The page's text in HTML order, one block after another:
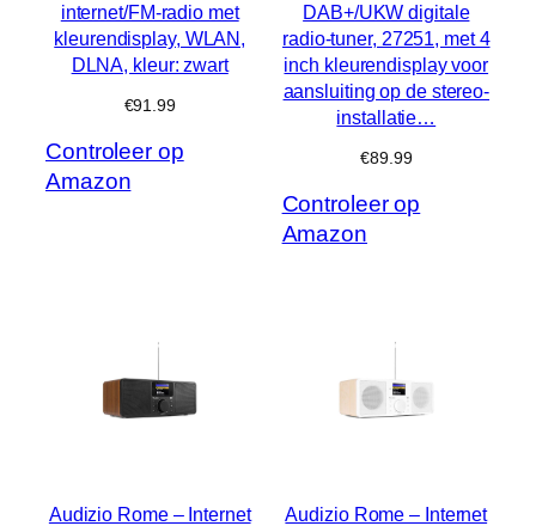
internet/FM-radio met
kleurendisplay, WLAN,
DLNA, kleur: zwart
€91.99
Controleer op
Amazon
DAB+/UKW digitale
radio-tuner, 27251, met 4
inch kleurendisplay voor
aansluiting op de stereo-
installatie…
€89.99
Controleer op
Amazon
Audizio Rome – Internet
Audizio Rome – Internet